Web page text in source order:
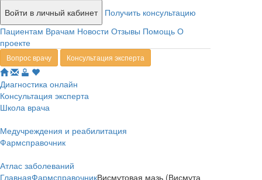
Войти в личный кабинет
Получить консультацию
Пациентам Врачам Новости Отзывы Помощь О
проекте
Вопрос врачу Консультация эксперта
Диагностика онлайн
Консультация эксперта
Школа врача
Медучреждения и реабилитация
Фармсправочник
Атлас заболеваний
ГлавнаяФармсправочникВисмутовая мазь (Висмута